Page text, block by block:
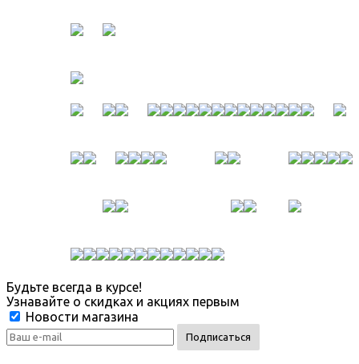
Будьте всегда в курсе!
Узнавайте о скидках и акциях первым
Новости магазина